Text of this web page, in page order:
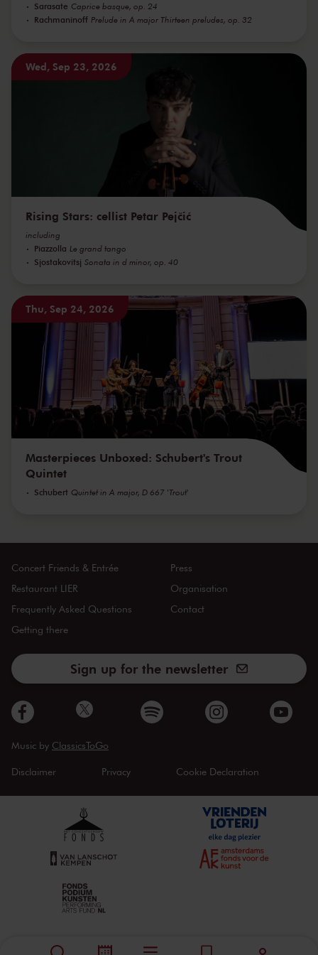
Sarasate Caprice basque, op. 24
Rachmaninoff Prelude in A major Thirteen preludes, op. 32
Wed, Sep 23, 2026
Rising Stars: cellist Petar Pejčić
including
Piazzolla Le grand tango
Sjostakovitsj Sonata in d minor, op. 40
Thu, Sep 24, 2026
Masterpieces Unboxed: Schubert's Trout
Quintet
Schubert Quintet in A major, D 667 'Trout'
Concert Friends & Entrée
Restaurant LIER
Frequently Asked Questions
Getting there
Press
Organisation
Contact
Sign up for the newsletter
Music by ClassicsToGo
Disclaimer Privacy Cookie Declaration